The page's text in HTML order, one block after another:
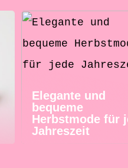
Elegante und
bequeme
Herbstmode für
Jahreszeit